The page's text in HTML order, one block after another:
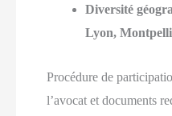
Diversité
Lyon,
Procédure de
l’avocat et documents